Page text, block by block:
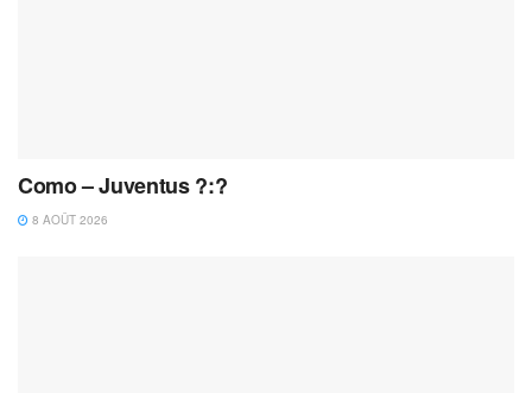
Como – Juventus ?:?
8 AOÛT 2026